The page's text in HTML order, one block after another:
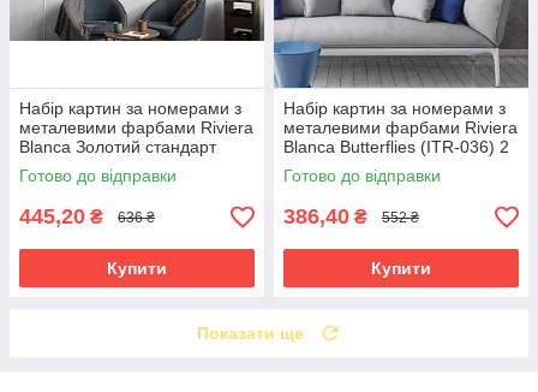
Набір картин за номерами з
металевими фарбами Riviera
Blanca Золотий стандарт
(ITR-043) 2 шт в наборі
Готово до відправки
445,20 ₴ 636 ₴
Купити
Набір картин за номерами з
металевими фарбами Riviera
Blanca Butterflies (ITR-036) 2
шт в наборі
Готово до відправки
386,40 ₴ 552 ₴
Купити
Показати ще